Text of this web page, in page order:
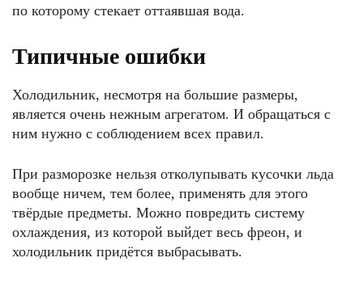
по которому стекает оттаявшая вода.
Типичные ошибки
Холодильник, несмотря на большие размеры,
является очень нежным агрегатом. И обращаться с
ним нужно с соблюдением всех правил.
При разморозке нельзя отколупывать кусочки льда
вообще ничем, тем более, применять для этого
твёрдые предметы. Можно повредить систему
охлаждения, из которой выйдет весь фреон, и
холодильник придётся выбрасывать.